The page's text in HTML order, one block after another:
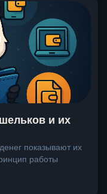
и их
показывают их
работы